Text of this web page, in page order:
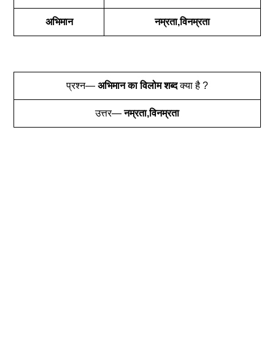
अभिमान नम्रता,विनम्रता
प्रश्न—अभिमानका विलोम शब्दक्या है ?
उत्तर—नम्रता,विनम्रता